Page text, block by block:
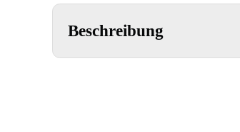
Beschreibung